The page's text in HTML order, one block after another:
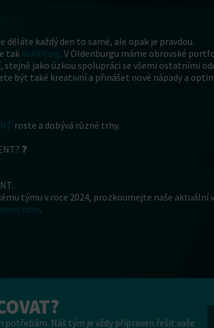
každý den to samé, ale opak je pravdou.
tak #eXXiting. V Oldenburgu máme obrovské
stejně jako úzkou spolupráci se všemi ostatními
být také kreativní a přinášet nové nápady a
roste a dobývá různé trhy.
❓
týmu v roce 2024, prozkoumejte naše aktuální
.
Náš tým je vždy připraven řešit vaše